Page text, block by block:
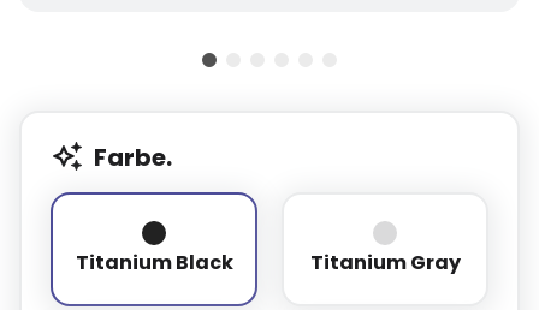
Farbe.
Titanium Black
Titanium Black Titanium Gray
Titanium Gray